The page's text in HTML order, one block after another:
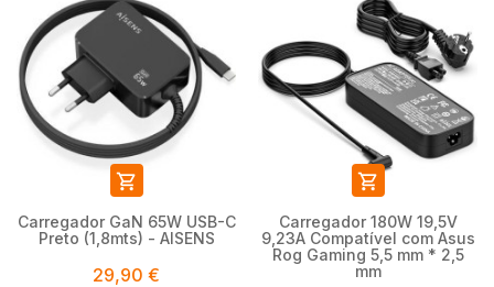

Carregador GaN 65W USB-C
Preto (1,8mts) - AISENS
29,90 €

Carregador 180W 19,5V
9,23A Compatível com Asus
Rog Gaming 5,5 mm * 2,5
mm